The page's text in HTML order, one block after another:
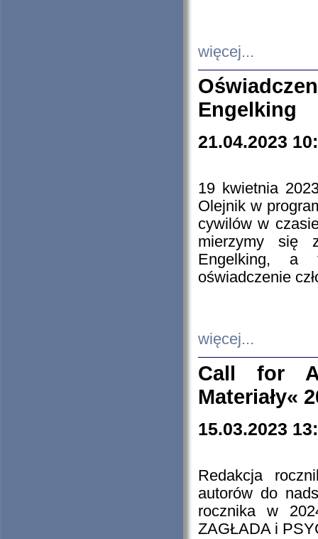
więcej...
Engelking
21.04.2023
19 kwietnia
Olejnik w
cywilów w
mierzymy się
Engelking, a
oświadczenie
więcej...
Call for
Materiały«
15.03.2023
Redakcja
autorów do
rocznika w
ZAGŁADA i